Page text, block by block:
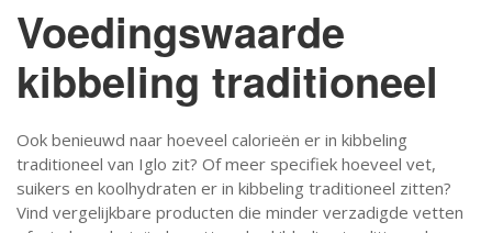
Voedingswaarde
kibbeling traditioneel
Ook benieuwd naar hoeveel calorieën er in kibbeling
traditioneel van Iglo zit? Of meer specifiek hoeveel vet,
suikers en koolhydraten er in kibbeling traditioneel zitten?
Vind vergelijkbare producten die minder verzadigde vetten